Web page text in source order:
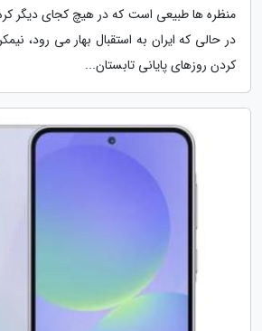
منظره ها طبیعی است که در هیچ کجای دیگر
در حالی که ایران به استقبال بهار می رود،
کردن روزهای پایانی تابستان...